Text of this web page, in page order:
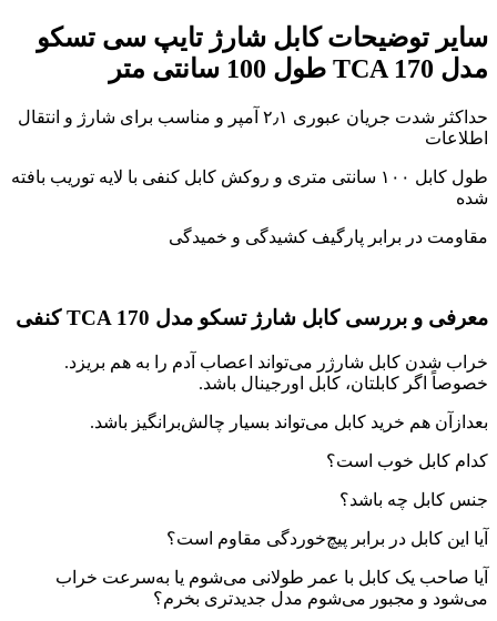
سایر توضیحات کابل شارژ تایپ سی تسکو
مدل TCA 170 طول 100 سانتی متر
حداکثر شدت جریان عبوری ۲٫۱ آمپر و مناسب برای شارژ و انتقال
اطلاعات
طول کابل ۱۰۰ سانتی متری و روکش کابل کنفی با لایه توریب بافته
شده
مقاومت در برابر پارگیف کشیدگی و خمیدگی
معرفی و بررسی کابل شارژ تسکو مدل TCA 170 کنفی
خراب شدن کابل شارژر می‌تواند اعصاب آدم را به هم بریزد.
خصوصاً اگر کابلتان، کابل اورجینال باشد.
بعدازآن هم خرید کابل می‌تواند بسیار چالش‌برانگیز باشد.
کدام کابل خوب است؟
جنس کابل چه باشد؟
آیا این کابل در برابر پیچ‌خوردگی مقاوم است؟
آیا صاحب یک کابل با عمر طولانی می‌شوم یا به‌سرعت خراب
می‌شود و مجبور می‌شوم مدل جدیدتری بخرم؟